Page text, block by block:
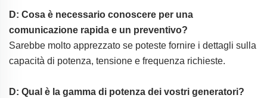
D: Cosa è necessario conoscere per una
comunicazione rapida e un preventivo?
Sarebbe molto apprezzato se poteste fornire i dettagli sulla
capacità di potenza, tensione e frequenza richieste.
D: Qual è la gamma di potenza dei vostri generatori?